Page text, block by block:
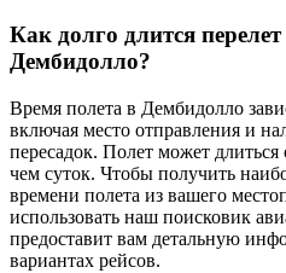
Как долго длится
Дембидолло?
Время полета в Дембидолло
включая место отправления и
пересадок. Полет может длиться
чем суток. Чтобы получить
времени полета из вашего
использовать наш поисковик
предоставит вам детальную
вариантах рейсов.